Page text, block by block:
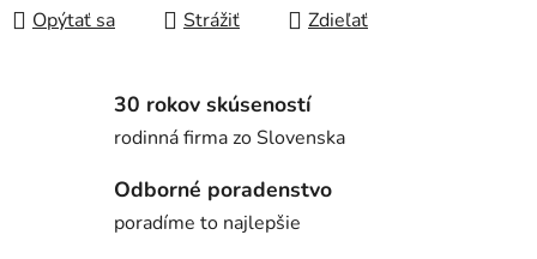
Opýtať sa Strážiť Zdieľať
30 rokov skúseností
rodinná firma zo Slovenska
Odborné poradenstvo
poradíme to najlepšie